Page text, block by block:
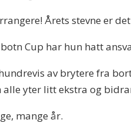
Årets stevne er
Cup har hun hatt
av brytere fra
yter litt ekstra og
mange år.